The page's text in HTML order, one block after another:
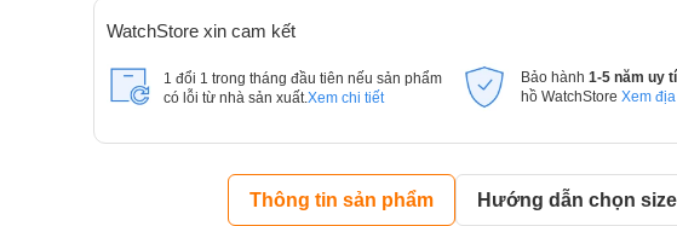
WatchStore xin cam kết
1 đổi 1 trong tháng đầu tiên nếu sản phẩm
có lỗi từ nhà sản xuất. Xem chi tiết
Bảo hành 1-5 năm uy
hồ WatchStore Xem
Thông tin sản phẩm Hướng dẫn chọn size